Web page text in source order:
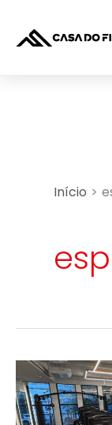
para
Início
INVESTIR
EM
ACADEMIA: